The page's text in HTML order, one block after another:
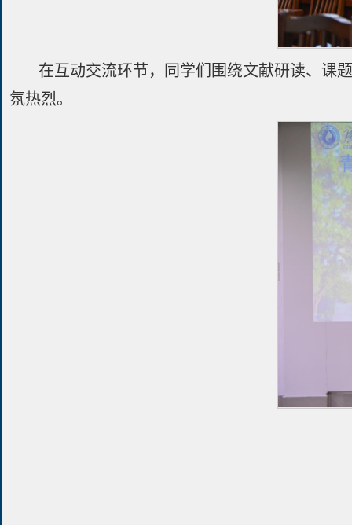
在互动交流环节，同学们围绕文献研读、课
氛热烈。